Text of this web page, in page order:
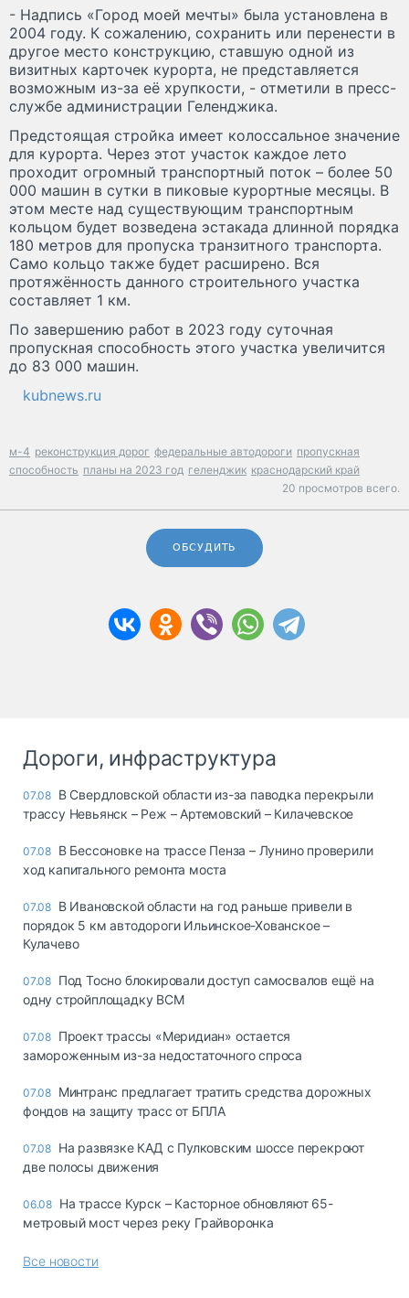
- Надпись «Город моей мечты» была установлена в
2004 году. К сожалению, сохранить или перенести в
другое место конструкцию, ставшую одной из
визитных карточек курорта, не представляется
возможным из-за её хрупкости, - отметили в пресс-
службе администрации Геленджика.
Предстоящая стройка имеет колоссальное значение
для курорта. Через этот участок каждое лето
проходит огромный транспортный поток – более 50
000 машин в сутки в пиковые курортные месяцы. В
этом месте над существующим транспортным
кольцом будет возведена эстакада длинной порядка
180 метров для пропуска транзитного транспорта.
Само кольцо также будет расширено. Вся
протяжённость данного строительного участка
составляет 1 км.
По завершению работ в 2023 году суточная
пропускная способность этого участка увеличится
до 83 000 машин.
kubnews.ru
м-4 реконструкция дорог федеральные автодороги пропускная
способность планы на 2023 год геленджик краснодарский край
20 просмотров всего.
ОБСУДИТЬ
Дороги, инфраструктура
07.08 В Свердловской области из-за паводка перекрыли
трассу Невьянск – Реж – Артемовский – Килачевское
07.08 В Бессоновке на трассе Пенза – Лунино проверили
ход капитального ремонта моста
07.08 В Ивановской области на год раньше привели в
порядок 5 км автодороги Ильинское-Хованское –
Кулачево
07.08 Под Тосно блокировали доступ самосвалов ещё на
одну стройплощадку ВСМ
07.08 Проект трассы «Меридиан» остается
замороженным из-за недостаточного спроса
07.08 Минтранс предлагает тратить средства дорожных
фондов на защиту трасс от БПЛА
07.08 На развязке КАД с Пулковским шоссе перекроют
две полосы движения
06.08 На трассе Курск – Касторное обновляют 65-
метровый мост через реку Грайворонка
Все новости